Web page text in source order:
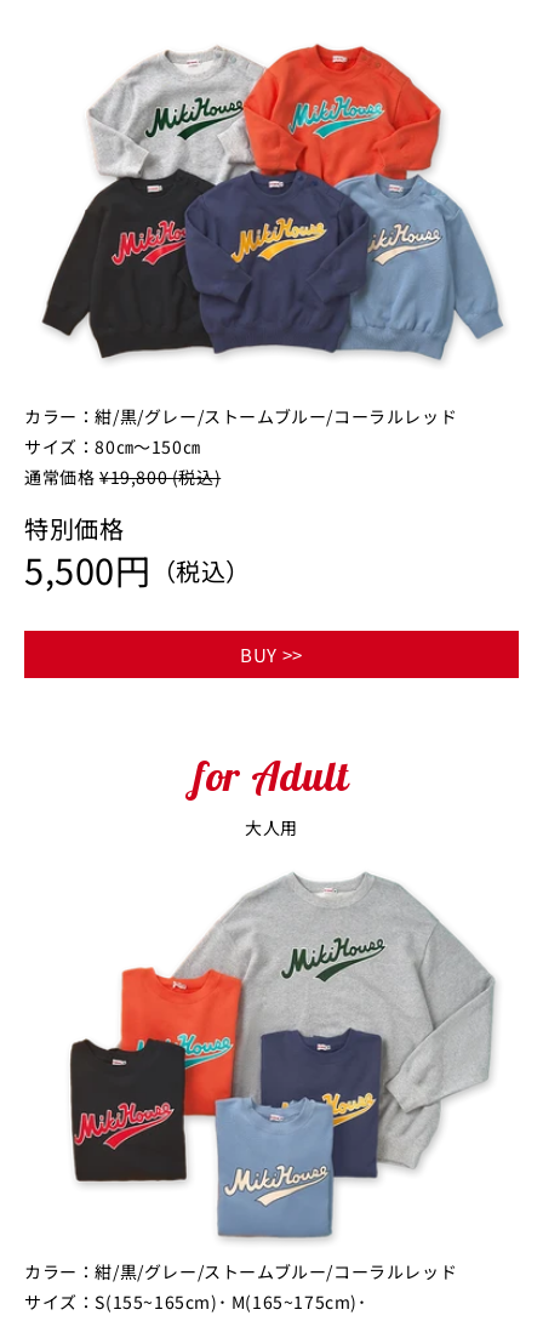
カラー：紺/黒/グレー/ストームブルー/コーラルレッド
サイズ：80㎝～150㎝
通常価格 ¥19,800 (税込)
特別価格
5,500円 （税込）
BUY >>
for Adult
大人用
カラー：紺/黒/グレー/ストームブルー/コーラルレッド
サイズ：S(155~165cm)･ M(165~175cm)･